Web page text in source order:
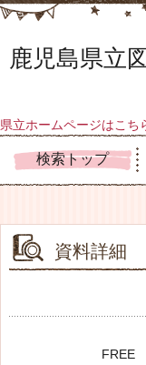
鹿児島県立
県立ホームページはこち
検索トップ
資料詳細
FREE